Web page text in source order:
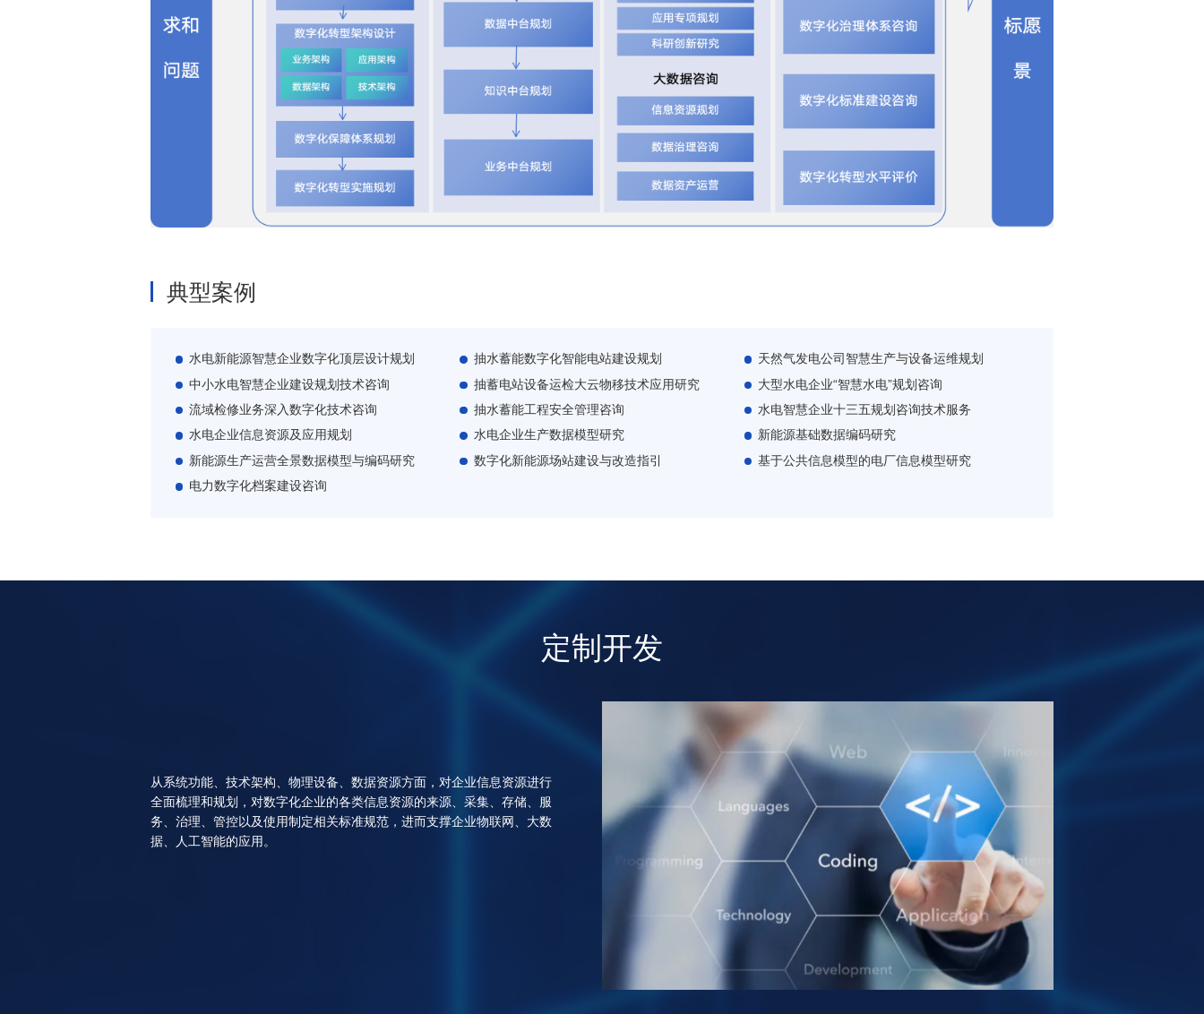
典型案例
水电新能源智慧企业数字化顶层设计规划 抽水蓄能数字化智能电站建设规划
天然气发电公司智慧生产与设备运维规划
中小水电智慧企业建设规划技术咨询
抽蓄电站设备运检大云物移技术应用研究
大型水电企业“智慧水电”规划咨询
流域检修业务深入数字化技术咨询
抽水蓄能工程安全管理咨询
水电智慧企业十三五规划咨询技术服务
水电企业信息资源及应用规划
水电企业生产数据模型研究
新能源基础数据编码研究
新能源生产运营全景数据模型与编码研究
数字化新能源场站建设与改造指引
基于公共信息模型的电厂信息模型研究
电力数字化档案建设咨询
定制开发
从系统功能、技术架构、物理设备、数据资源方面，对企业信息资源进行
全面梳理和规划，对数字化企业的各类信息资源的来源、采集、存储、服
务、治理、管控以及使用制定相关标准规范，进而支撑企业物联网、大数
据、人工智能的应用。